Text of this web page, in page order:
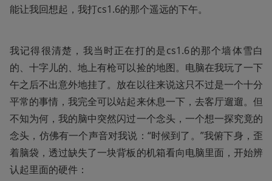
能让我回想起，我打cs1.6的那个遥远的下午。
我记得很清楚，我当时正在打的是cs1.6的那个墙体雪白
的、十字儿的、地上有枪可以捡的地图。电脑在我玩了一下
午之后不出意外地挂了。放在以往来说这只不过是一个十分
平常的事情，我完全可以站起来休息一下，去客厅遛遛。但
不知为何，我的脑中突然闪过一个念头，一个想一探究竟的
念头，仿佛有一个声音对我说：“时候到了。”我俯下身，歪
着脑袋，透过缺失了一块背板的机箱看向电脑里面，开始辨
认起里面的硬件：